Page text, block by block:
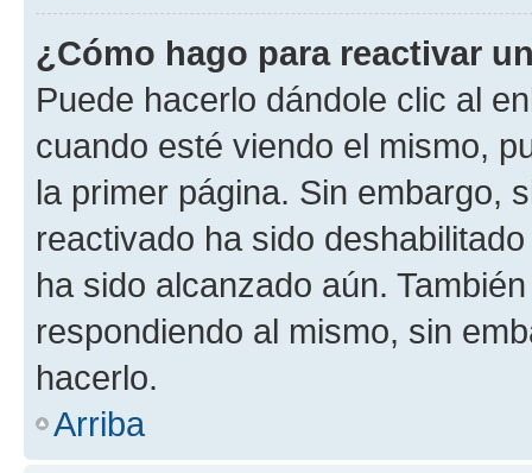
¿Cómo hago para reactivar
Puede hacerlo dándole clic al
cuando esté viendo el mismo,
la primer página. Sin embargo,
reactivado ha sido
ha sido alcanzado aún.
respondiendo al mismo, sin
hacerlo.
Arriba